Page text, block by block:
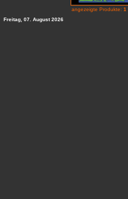
angezeigte Produkte: 1
Freitag, 07. August 2026